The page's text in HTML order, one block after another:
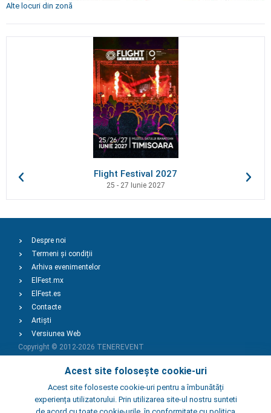
Alte locuri din zonă
Flight Festival 2027
25 - 27 Iunie 2027
Acest site folosește cookie-uri
Acest site foloseste cookie-uri pentru a îmbunătăți
experiența utilizatorului. Prin utilizarea site-ul nostru sunteti
Despre noi
Termeni și condiții
Arhiva evenimentelor
ElFest.mx
ElFest.es
Contacte
Artiști
Versiunea Web
Copyright © 2012-2026 TENEREVENT
Adaugă Eveniment